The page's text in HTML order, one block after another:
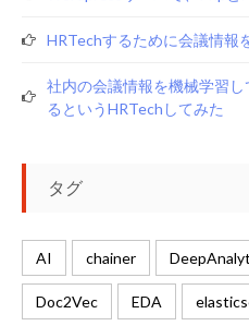
HRTechするために会議情報
社内の会議情報を機械学習
るというHRTechしてみた
タグ
AI chainer
Doc2Vec EDA